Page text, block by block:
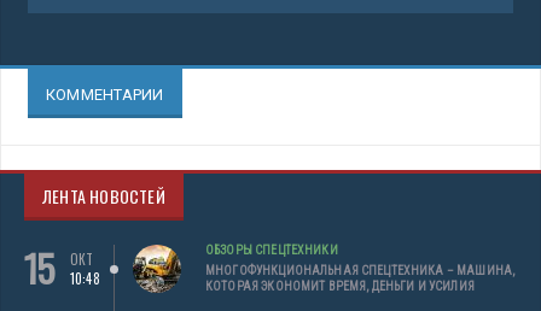
КОММЕНТАРИИ
ЛЕНТА НОВОСТЕЙ
15
ОКТ
10:48
ОБЗОРЫ СПЕЦТЕХНИКИ
МНОГОФУНКЦИОНАЛЬНАЯ СПЕЦТЕХНИКА – МАШИНА,
КОТОРАЯ ЭКОНОМИТ ВРЕМЯ, ДЕНЬГИ И УСИЛИЯ